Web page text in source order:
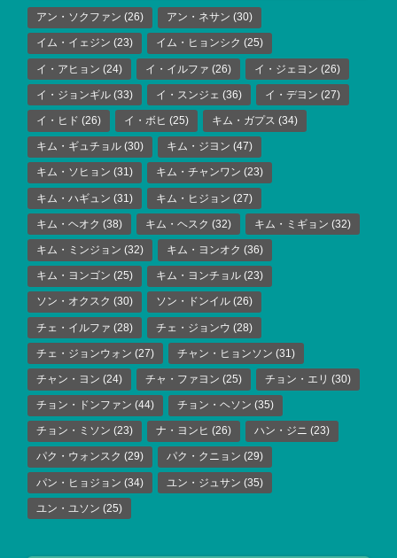
アン・ソクファン (26) アン・ネサン (30)
イム・イェジン (23) イム・ヒョンシク (25)
イ・アヒョン (24) イ・イルファ (26) イ・ジェヨン (26)
イ・ジョンギル (33) イ・スンジェ (36) イ・デヨン (27)
イ・ヒド (26) イ・ボヒ (25) キム・ガプス (34)
キム・ギュチョル (30) キム・ジヨン (47)
キム・ソヒョン (31) キム・チャンワン (23)
キム・ハギュン (31) キム・ヒジョン (27)
キム・ヘオク (38) キム・ヘスク (32) キム・ミギョン (32)
キム・ミンジョン (32) キム・ヨンオク (36)
キム・ヨンゴン (25) キム・ヨンチョル (23)
ソン・オクスク (30) ソン・ドンイル (26)
チェ・イルファ (28) チェ・ジョンウ (28)
チェ・ジョンウォン (27) チャン・ヒョンソン (31)
チャン・ヨン (24) チャ・ファヨン (25) チョン・エリ (30)
チョン・ドンファン (44) チョン・ヘソン (35)
チョン・ミソン (23) ナ・ヨンヒ (26) ハン・ジニ (23)
パク・ウォンスク (29) パク・クニョン (29)
パン・ヒョジョン (34) ユン・ジュサン (35)
ユン・ユソン (25)